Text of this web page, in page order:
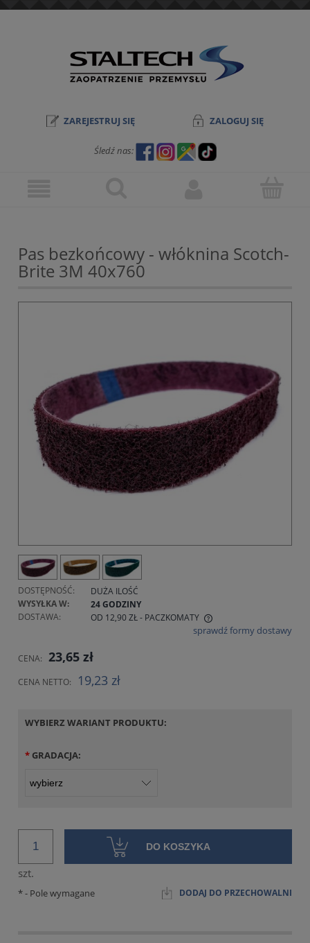
ZAREJESTRUJ SIĘ ZALOGUJ SIĘ
Śledź nas:
Pas bezkońcowy - włóknina Scotch-
Brite 3M 40x760
DOSTĘPNOŚĆ:
DUŻA ILOŚĆ
WYSYŁKA W:
24 GODZINY
DOSTAWA:
OD 12,90 ZŁ- PACZKOMATY
CENA NIE ZAWIERA EWENTUALNYCH KOSZTÓW PŁATNOŚCI
sprawdź formy dostawy
CENA: 23,65 zł
CENA NETTO: 19,23 zł
WYBIERZ WARIANT PRODUKTU:
* GRADACJA:
szt.
DO KOSZYKA
DODAJ DO PRZECHOWALNI
*- Pole wymagane